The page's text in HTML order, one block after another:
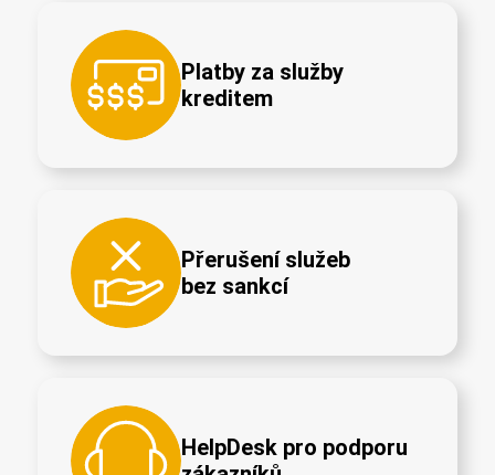
Platby za služby
kreditem
Přerušení služeb
bez sankcí
HelpDesk pro podporu